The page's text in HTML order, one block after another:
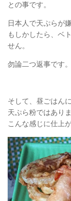
との事です。
日本人で天ぷらが
もしかしたら、ベ
せん。
勿論二つ返事です。
そして、昼ごはん
天ぷら粉ではあり
こんな感じに仕上